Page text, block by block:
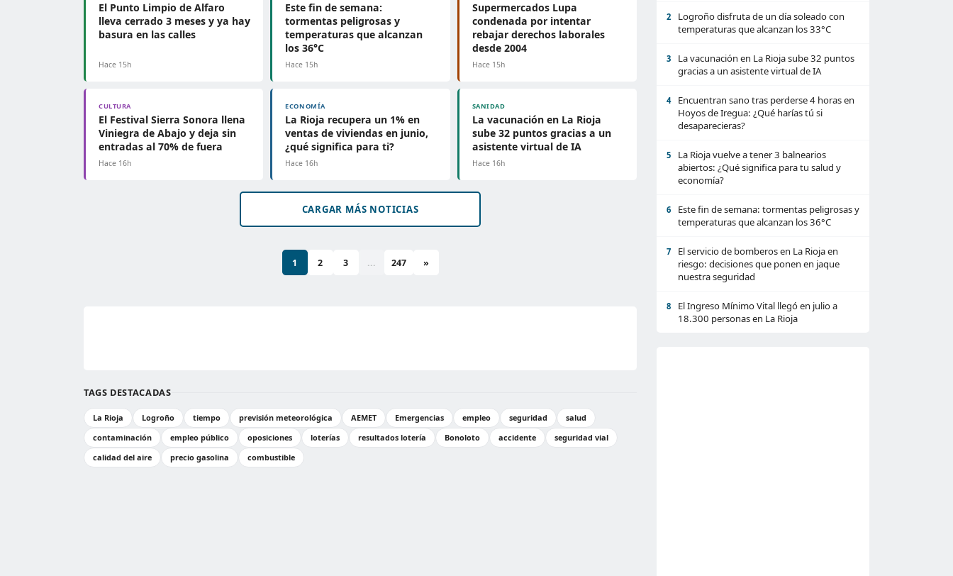
El Punto Limpio de Alfaro
lleva cerrado 3 meses y ya hay
basura en las calles
Hace 15h
Este fin de semana:
tormentas peligrosas y
temperaturas que alcanzan
los 36°C
Hace 15h
Supermercados Lupa
condenada por intentar
rebajar derechos laborales
desde 2004
Hace 15h
CULTURA
El Festival Sierra Sonora llena
Viniegra de Abajo y deja sin
entradas al 70% de fuera
Hace 16h
ECONOMÍA
La Rioja recupera un 1% en
ventas de viviendas en junio,
¿qué significa para ti?
Hace 16h
SANIDAD
La vacunación en La Rioja
sube 32 puntos gracias a un
asistente virtual de IA
Hace 16h
CARGAR MÁS NOTICIAS
1 2 3 ... 247 »
TAGS DESTACADAS
La Rioja Logroño tiempo previsión meteorológica AEMET Emergencias empleo seguridad
salud
contaminación
empleo público oposiciones loterías resultados lotería Bonoloto accidente
seguridad vial
calidad del aire
precio gasolina combustible
2
Logroño disfruta de un día soleado con
temperaturas que alcanzan los 33°C
3
La vacunación en La Rioja sube 32 puntos
gracias a un asistente virtual de IA
4
Encuentran sano tras perderse 4 horas en
Hoyos de Iregua: ¿Qué harías tú si
desaparecieras?
5
La Rioja vuelve a tener 3 balnearios
abiertos: ¿Qué significa para tu salud y
economía?
6
Este fin de semana: tormentas peligrosas y
temperaturas que alcanzan los 36°C
7
El servicio de bomberos en La Rioja en
riesgo: decisiones que ponen en jaque
nuestra seguridad
8
El Ingreso Mínimo Vital llegó en julio a
18.300 personas en La Rioja